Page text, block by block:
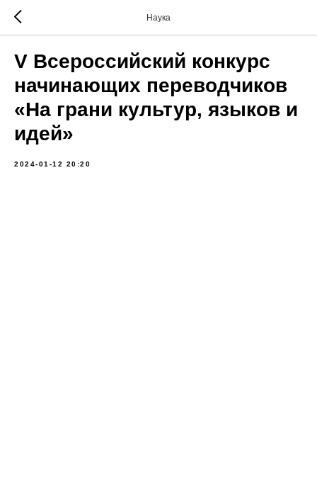
Наука
V Всероссийский конкурс
начинающих переводчиков
«На грани культур, языков и
идей»
2024-01-12 20:20